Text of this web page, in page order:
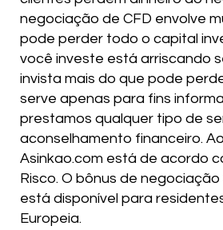
negociação de CFD envolve
pode perder todo o capital
você investe está arriscando
invista mais do que pode
serve apenas para fins
prestamos qualquer tipo de
aconselhamento financeiro.
Asinkao.com está de acordo
Risco. O bônus de negociação
está disponível para
Europeia.